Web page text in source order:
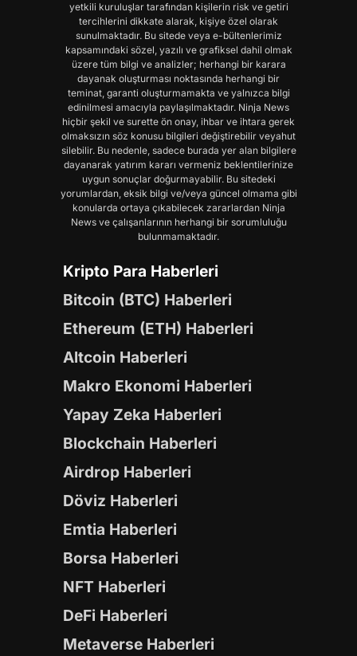
yetkili kuruluşlar tarafından kişilerin risk ve getiri
tercihlerini dikkate alarak, kişiye özel olarak
sunulmaktadır. Bu sitede veya e-bültenlerimiz
kapsamındaki sözel, yazılı ve grafiksel dahil olmak
üzere tüm bilgi ve analizler; herhangi bir karara
dayanak oluşturması noktasında herhangi bir
teminat, garanti oluşturmamakta ve yalnızca bilgi
edinilmesi amacıyla paylaşılmaktadır. Ninja News
hiçbir şekil ve surette ön onay, ihbar ve ihtara gerek
olmaksızın söz konusu bilgileri değiştirebilir veyahut
silebilir. Bu nedenle, sadece burada yer alan bilgilere
dayanarak yatırım kararı vermeniz beklentilerinize
uygun sonuçlar doğurmayabilir. Bu sitedeki
yorumlardan, eksik bilgi ve/veya güncel olmama gibi
konularda ortaya çıkabilecek zararlardan Ninja
News ve çalışanlarının herhangi bir sorumluluğu
bulunmamaktadır.
Kripto Para Haberleri
Bitcoin (BTC) Haberleri
Ethereum (ETH) Haberleri
Altcoin Haberleri
Makro Ekonomi Haberleri
Yapay Zeka Haberleri
Blockchain Haberleri
Airdrop Haberleri
Döviz Haberleri
Emtia Haberleri
Borsa Haberleri
NFT Haberleri
DeFi Haberleri
Metaverse Haberleri